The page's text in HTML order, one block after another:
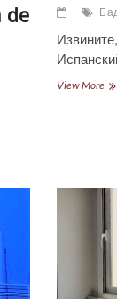
de
View More